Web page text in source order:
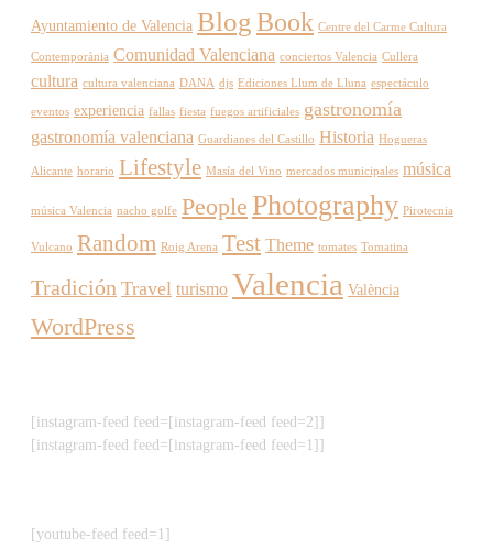
Ayuntamiento de Valencia BlogBook Centre del Carme Cultura
Contemporània Comunidad Valenciana conciertos Valencia Cullera
cultura cultura valenciana DANA djs Ediciones Llum de Lluna espectáculo
eventos experiencia fallas fiesta fuegos artificiales gastronomía
gastronomía valenciana Guardianes del Castillo Historia Hogueras
Alicante horario Lifestyle Masía del Vino mercados municipales música
música Valencia nacho golfe People Photography Pirotecnia
Vulcano Random Roig Arena Test Theme tomates Tomatina
Tradición Travel turismo Valencia València
WordPress
[instagram-feed feed=[instagram-feed feed=2]]
[instagram-feed feed=[instagram-feed feed=1]]
[youtube-feed feed=1]